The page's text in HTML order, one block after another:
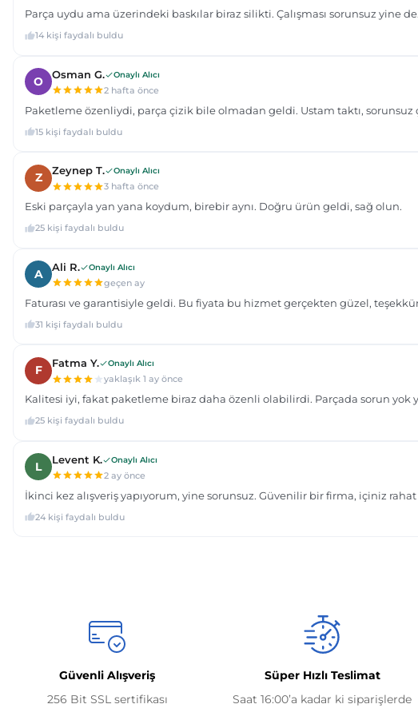
Güvenli Alışveriş
256 Bit SSL sertifikası
Süper Hızlı Teslimat
Saat 16:00’a kadar ki siparişlerde